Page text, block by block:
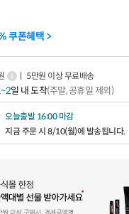
쿠폰혜택 >
ㅣ 5만원 이상 무료배송
일 내 도착(주말, 공휴일 제외)
오늘출발 16:00 마감
지금 주문 시 8/10(월)에 발송됩니다.